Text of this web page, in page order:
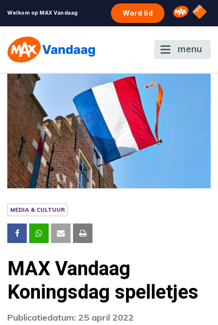
Welkom op MAX Vandaag Word lid Omroep
NPO
menu
MEDIA & CULTUUR
MAX Vandaag
Koningsdag spelletjes
Publicatiedatum: 25 april 2022